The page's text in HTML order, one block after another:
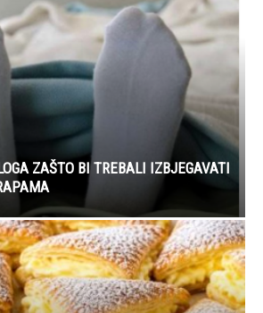
ZAŠTO BI TREBALI IZBJEGAVATI